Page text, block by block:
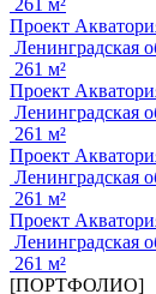
261 м²
Проект
Ленинградская
261 м²
Проект
Ленинградская
261 м²
Проект
Ленинградская
261 м²
Проект
Ленинградская
261 м²
[ПОРТФОЛИО]